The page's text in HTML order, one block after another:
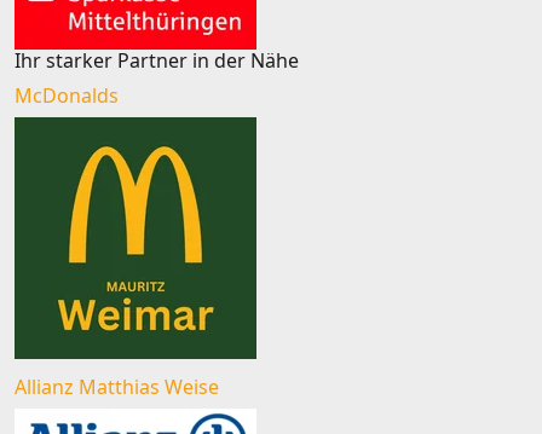
Ihr starker Partner in der Nähe
McDonalds
Allianz Matthias Weise